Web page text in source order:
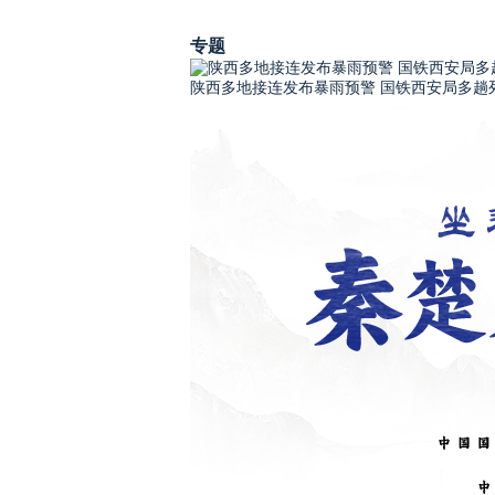
专题
陕西多地接连发布暴雨预警 国铁西安局多趟